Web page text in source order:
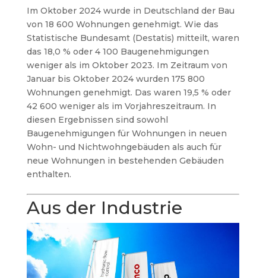
Im Oktober 2024 wurde in Deutschland der Bau
von 18 600 Wohnungen genehmigt. Wie das
Statistische Bundesamt (Destatis) mitteilt, waren
das 18,0 % oder 4 100 Baugenehmigungen
weniger als im Oktober 2023. Im Zeitraum von
Januar bis Oktober 2024 wurden 175 800
Wohnungen genehmigt. Das waren 19,5 % oder
42 600 weniger als im Vorjahreszeitraum. In
diesen Ergebnissen sind sowohl
Baugenehmigungen für Wohnungen in neuen
Wohn- und Nichtwohngebäuden als auch für
neue Wohnungen in bestehenden Gebäuden
enthalten.
Aus der Industrie